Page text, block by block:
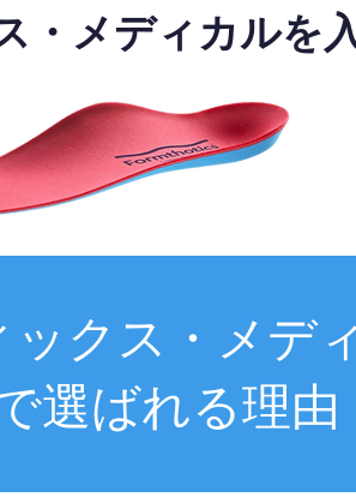
・メディカルを
ックス・メデ
選ばれる理由